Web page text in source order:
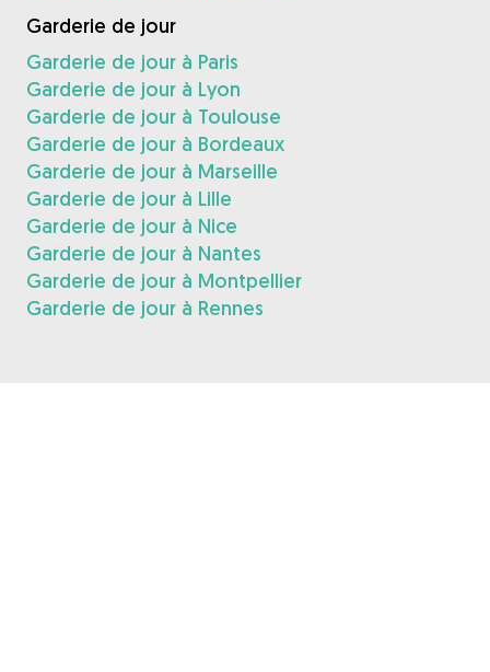
Garderie de jour
Garderie de jour à Paris
Garderie de jour à Lyon
Garderie de jour à Toulouse
Garderie de jour à Bordeaux
Garderie de jour à Marseille
Garderie de jour à Lille
Garderie de jour à Nice
Garderie de jour à Nantes
Garderie de jour à Montpellier
Garderie de jour à Rennes